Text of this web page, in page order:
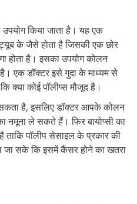
किया जाता है। यह एक
के जैसे होता है जिसकी एक छोर
होता है। इसका उपयोग कोलन
एक डॉक्टर इसे गुदा के माध्यम से
क्या कोई पॉलीप्स मौजूद है।
है, इसलिए डॉक्टर आपके कोलन
नमूना ले सकते हैं। फिर बायोप्सी का
ताकि पॉलीप सेसाइल के प्रकार की
जा सके कि इसमें कैंसर होने का खतरा